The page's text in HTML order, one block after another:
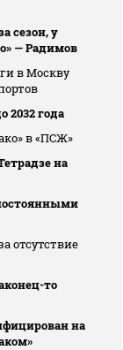
сезон, у
— Радимов
в Москву
2032 года
в «ПСЖ»
на
отсутствие
то
на